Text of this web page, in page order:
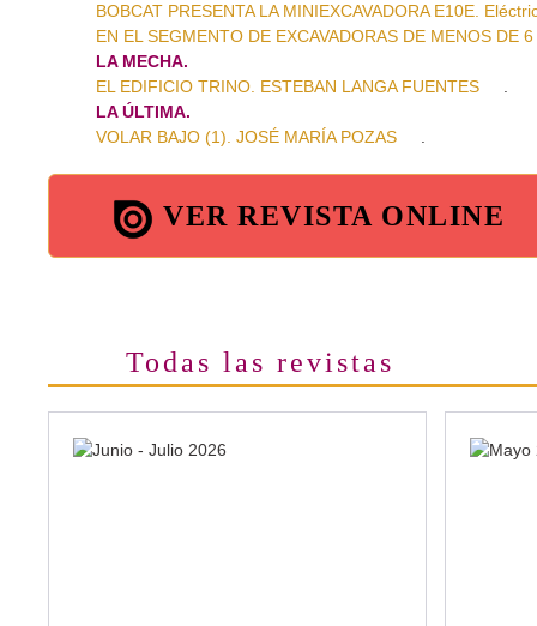
BOBCAT PRESENTA LA MINIEXCAVADORA E10E.
EN EL SEGMENTO DE EXCAVADORAS DE MENOS DE
LA MECHA.
EL EDIFICIO TRINO. ESTEBAN LANGA FUENTES
.
LA ÚLTIMA.
VOLAR BAJO (1). JOSÉ MARÍA POZAS
.
VER REVISTA ONLINE
Todas las revistas